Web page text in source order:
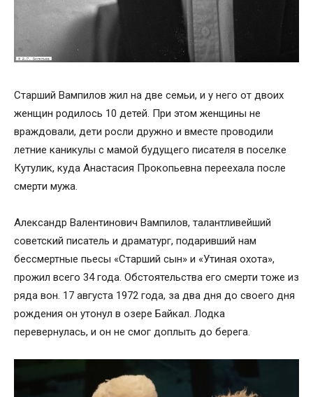
Старший Вампилов жил на две семьи, и у него от двоих
женщин родилось 10 детей. При этом женщины не
враждовали, дети росли дружно и вместе проводили
летние каникулы с мамой будущего писателя в поселке
Кутулик, куда Анастасия Прокопьевна переехала после
смерти мужа.
Александр Валентинович Вампилов, талантливейший
советский писатель и драматург, подаривший нам
бессмертные пьесы «Старший сын» и «Утиная охота»,
прожил всего 34 года. Обстоятельства его смерти тоже из
ряда вон. 17 августа 1972 года, за два дня до своего дня
рождения он утонул в озере Байкал. Лодка
перевернулась, и он не смог доплыть до берега.